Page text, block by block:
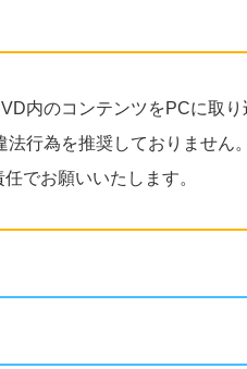
内のコンテンツをPCに取
行為を推奨しておりません
でお願いいたします。